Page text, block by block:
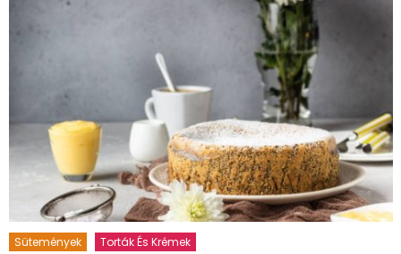
Sütemények Torták És Krémek